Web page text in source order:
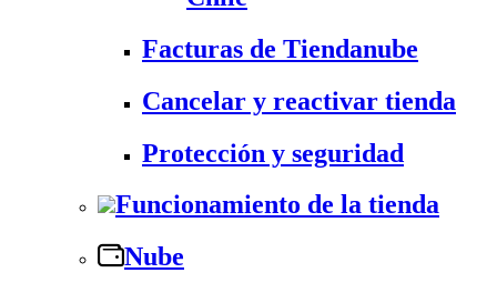
Facturas de Tiendanube
Cancelar y reactivar tienda
Protección y seguridad
Funcionamiento de la tienda
Nube